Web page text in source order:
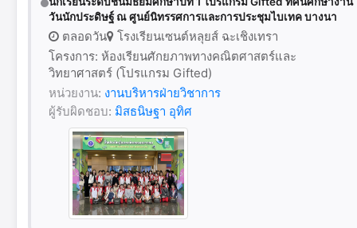
วันนักประดิษฐ์ ณ ศูนย์นิทรรศการและการประชุมไบเทค บางนา
ตลอดวัน
โรงเรียนเซนต์หลุยส์ ฉะเชิงเทรา
โครงการ: ห้องเรียนศักยภาพทางคณิตศาสตร์และ
วิทยาศาสตร์ (โปรแกรม Gifted)
หน่วยงาน: งานบริหารฝ่ายวิชาการ
ผู้รับผิดชอบ: มิสธนิษฐา อุทิศ